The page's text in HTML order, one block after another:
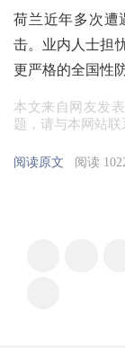
荷兰近年多次遭
击。业内人士担
更严格的全国性
本文来自网友发
题，请与本网站联
阅读原文 阅读